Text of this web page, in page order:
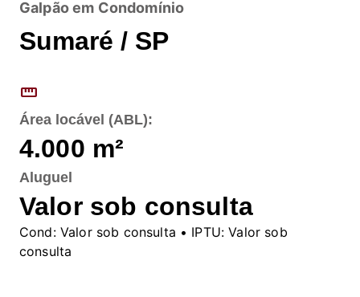
Galpão em Condomínio
Sumaré / SP
straighten
Área locável (ABL):
4.000 m²
Aluguel
Valor sob consulta
Cond:Valor sob consulta • IPTU: Valor sob
consulta